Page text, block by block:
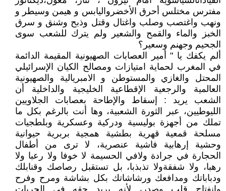
مفترس مختلس أحرق الأخضرواليابس و هيمن وسيطر و
ونهب واغتصب وصلب واغتال وقتل وذبح وشنق و سرق
الخبز والماء والقمح والشعير ولم يترك للشعب سوى
الجحيم وجهنم وسعير؟
ألم يكفك يا " أمير العصابات الصهيونية المقيمة الدائمة
في المغرب لحماية امتيازات ومصالح الكيان الإسرائيلي
المحتل والغازي والمستوطن و الامبريالية والصهيونية
العالمية والرجعية الإقطاعية الخليجية والداخلية أن
الشعب يريد : إسقاط والإطاحة بعصابات الجلاويين
الليوطيين، عبر الثورة الشعبية، وها أنت بالرغم بكل ما
تملك من أجهزة بوليسية ودركية وعسكرية وبلطجيات
مسلحة قمعية قهرية بطشية همجية بربرية حيوانية
وحشية إرهابية فاشية عنصرية، لا ترى من أطفال
الحجارة في جرادة ولافي الحسيمة لا خوفا ولا رعبا ولا
رهبا، ولا شفقةولا تذبذبا، بل تستقبل رصاصك وقنابلك
ودباباتك ومدافعك ورشاشاتك بكل بشاشة ومرح وفرح